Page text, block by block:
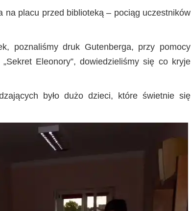
na placu przed biblioteką – pociąg uczestników
poznaliśmy druk Gutenberga, przy pomocy
Eleonory”, dowiedzieliśmy się co kryje
było dużo dzieci, które świetnie się